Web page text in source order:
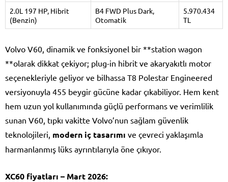
2.0L 197 HP, Hibrit
(Benzin)
B4 FWD Plus Dark,
Otomatik
5.970.434
TL
Volvo V60, dinamik ve fonksiyonel bir **station wagon
**olarak dikkat çekiyor; plug-in hibrit ve akaryakıtlı motor
seçenekleriyle geliyor ve bilhassa T8 Polestar Engineered
versiyonuyla 455 beygir gücüne kadar çıkabiliyor. Hem kent
hem uzun yol kullanımında güçlü performans ve verimlilik
sunan V60, tıpkı vakitte Volvo’nun sağlam güvenlik
teknolojileri, modern iç tasarımı ve çevreci yaklaşımla
harmanlanmış lüks ayrıntılarıyla öne çıkıyor.
XC60 fiyatları – Mart 2026: